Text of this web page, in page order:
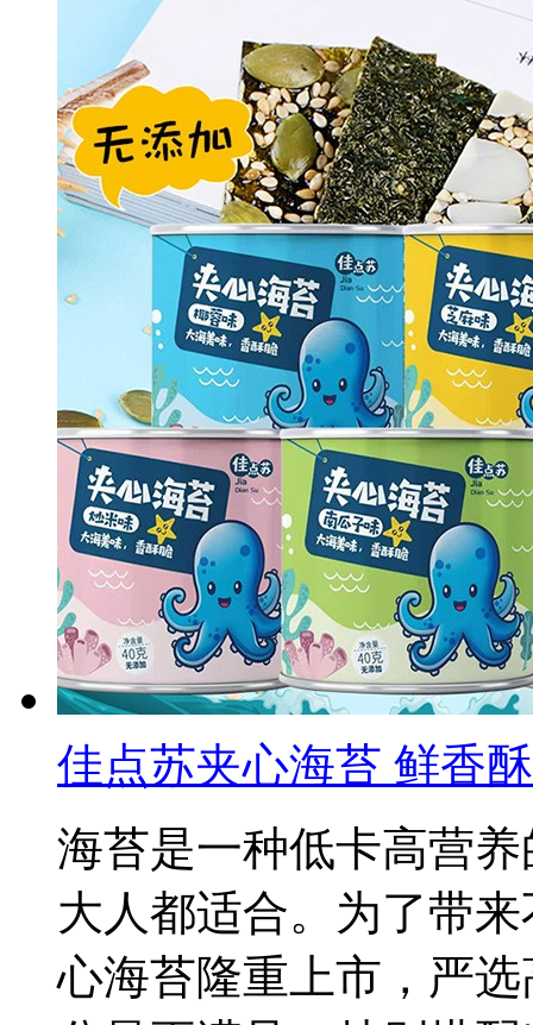
佳点苏夹心海苔 鲜香
海苔是一种低卡高营
大人都适合。为了带
心海苔隆重上市，严